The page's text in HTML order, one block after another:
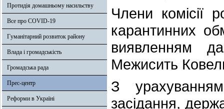
Протидія домашньому насильству
Все про COVID-19
Гуманітарний розвиток району
Влада і громадськість
Громадська рада
Прес-центр
Реформи в Україні
Члени комісії
карантинних
виявленням
Межисить
З
засідання,